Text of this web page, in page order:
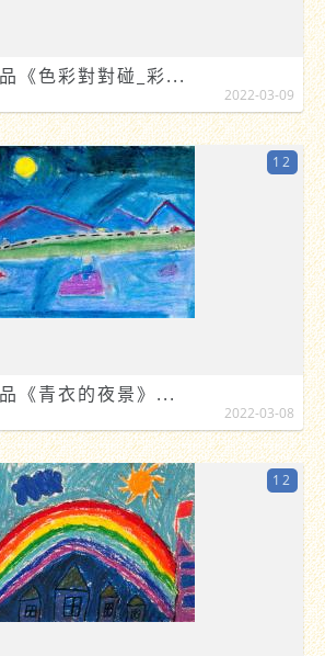
《色彩對對碰_彩...
2022-03-09
《青衣的夜景》...
12
2022-03-08
12